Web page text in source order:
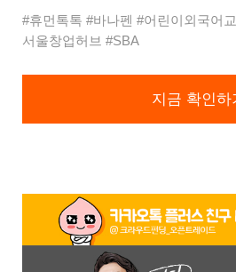
#휴먼톡톡 #바나펜 #어린이외국어
서울창업허브 #SBA
지금 확인하